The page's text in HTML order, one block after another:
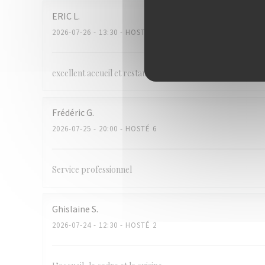
ERIC L
2026-07-26 - 13:30 - HOSTÉ 2
excellent accueil et restauration à la hauteur. je
FrédéricG
2026-07-25 - 20:00 - HOSTÉ 6
Service professionnel
Ghislaine S
2026-07-24 - 12:30 - HOSTÉ 2